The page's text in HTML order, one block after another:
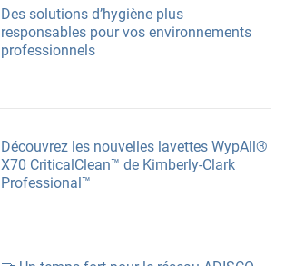
Des solutions d’hygiène plus
responsables pour vos environnements
professionnels
Découvrez les nouvelles lavettes WypAll®
X70 CriticalClean™ de Kimberly-Clark
Professional™